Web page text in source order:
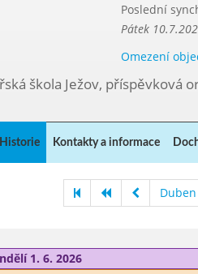
Poslední
Pátek
Omezení
škola Ježov, příspěvková
Historie Kontakty a informace
1. 6. 2026